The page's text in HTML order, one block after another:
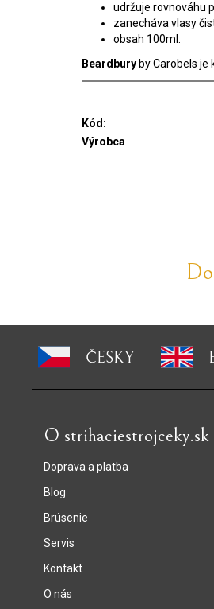
udržuje rovnováhu
zanecháva vlasy
obsah 100ml.
Beardbury by Carobels
Kód:
Výrobca
ČESKY
O strihaciestrojceky.sk
Doprava a platba
Blog
Brúsenie
Servis
Kontakt
O nás